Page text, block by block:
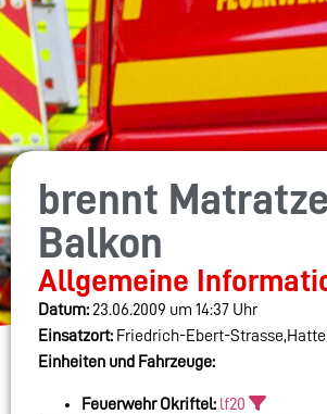
brennt
Balkon
Allgemeine
Datum: 23.06.2009 um 14:37 Uhr
Einsatzort: Friedrich-Ebert-
Einheiten und Fahrzeuge:
Feuerwehr Okriftel: lf20